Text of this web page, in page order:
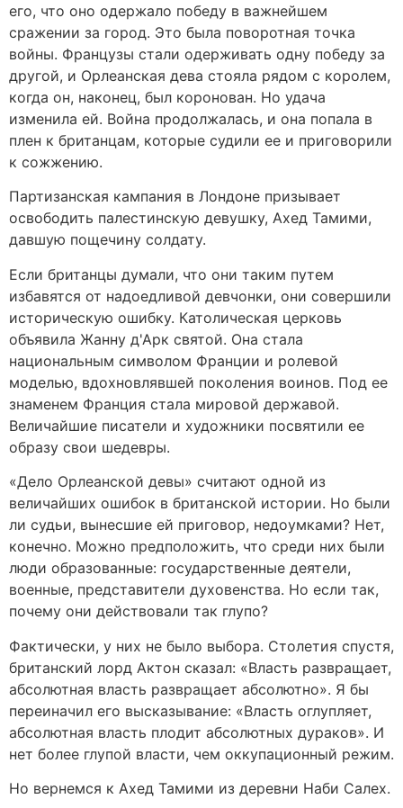
его, что оно одержало победу в важнейшем
сражении за город. Это была поворотная точка
войны. Французы стали одерживать одну победу за
другой, и Орлеанская дева стояла рядом с королем,
когда он, наконец, был коронован. Но удача
изменила ей. Война продолжалась, и она попала в
плен к британцам, которые судили ее и приговорили
к сожжению.
Партизанская кампания в Лондоне призывает
освободить палестинскую девушку, Ахед Тамими,
давшую пощечину солдату.
Если британцы думали, что они таким путем
избавятся от надоедливой девчонки, они совершили
историческую ошибку. Католическая церковь
объявила Жанну д'Арк святой. Она стала
национальным символом Франции и ролевой
моделью, вдохновлявшей поколения воинов. Под ее
знаменем Франция стала мировой державой.
Величайшие писатели и художники посвятили ее
образу свои шедевры.
«Дело Орлеанской девы» считают одной из
величайших ошибок в британской истории. Но были
ли судьи, вынесшие ей приговор, недоумками? Нет,
конечно. Можно предположить, что среди них были
люди образованные: государственные деятели,
военные, представители духовенства. Но если так,
почему они действовали так глупо?
Фактически, у них не было выбора. Столетия спустя,
британский лорд Актон сказал: «Власть развращает,
абсолютная власть развращает абсолютно». Я бы
переиначил его высказывание: «Власть оглупляет,
абсолютная власть плодит абсолютных дураков». И
нет более глупой власти, чем оккупационный режим.
Но вернемся к Ахед Тамими из деревни Наби Салех.